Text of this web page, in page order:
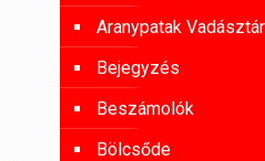
Aranypatak
Bejegyzés
Beszámolók
Bölcsőde